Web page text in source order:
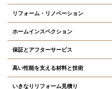
リフォーム・リノベーション
ホームインスペクション
保証とアフターサービス
高い性能を支える材料と技術
いきなりリフォーム見積り